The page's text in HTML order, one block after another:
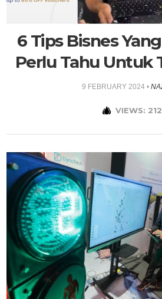
6 Tips Bisnes
Perlu Tahu Untuk
9 FEBRUARY 2024 •
VIEWS: 212